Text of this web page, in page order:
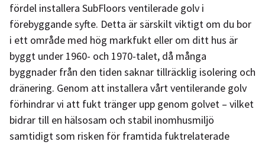
fördel installera SubFloors ventilerade golv i
förebyggande syfte. Detta är särskilt viktigt om du bor
i ett område med hög markfukt eller om ditt hus är
byggt under 1960- och 1970-talet, då många
byggnader från den tiden saknar tillräcklig isolering och
dränering. Genom att installera vårt ventilerande golv
förhindrar vi att fukt tränger upp genom golvet – vilket
bidrar till en hälsosam och stabil inomhusmiljö
samtidigt som risken för framtida fuktrelaterade